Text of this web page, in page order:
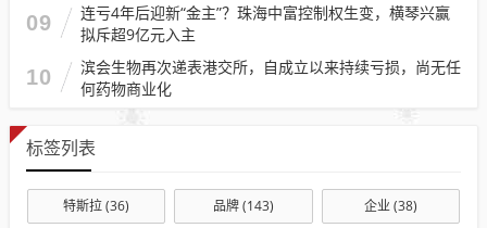
09
连亏4年后迎新“金主”？珠海中富控制权生变，横琴兴赢
拟斥超9亿元入主
10
滨会生物再次递表港交所，自成立以来持续亏损，尚无任
何药物商业化
标签列表
特斯拉(36) 品牌(143) 企业(38)